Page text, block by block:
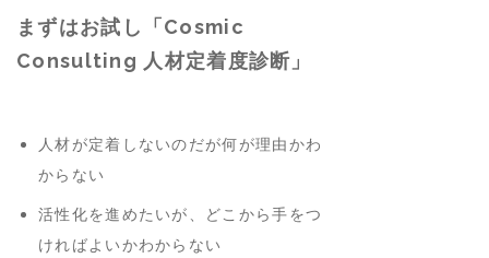
まずはお試し「Cosmic
Consulting 人材定着度診断」
人材が定着しないのだが何が理由かわ
からない
活性化を進めたいが、どこから手をつ
ければよいかわからない